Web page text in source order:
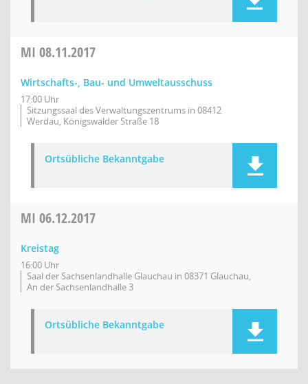
MI 08.11.2017
Wirtschafts-, Bau- und Umweltausschuss
17:00 Uhr
Sitzungssaal des Verwaltungszentrums in 08412
Werdau, Königswalder Straße 18
Ortsübliche Bekanntgabe
MI 06.12.2017
Kreistag
16:00 Uhr
Saal der Sachsenlandhalle Glauchau in 08371 Glauchau,
An der Sachsenlandhalle 3
Ortsübliche Bekanntgabe